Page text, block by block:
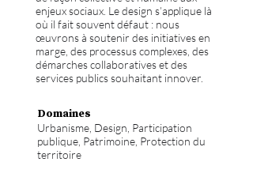
enjeux sociaux. Le design s’applique là
où il fait souvent défaut : nous
œuvrons à soutenir des initiatives en
marge, des processus complexes, des
démarches collaboratives et des
services publics souhaitant innover.
Domaines
Urbanisme, Design, Participation
publique, Patrimoine, Protection du
territoire